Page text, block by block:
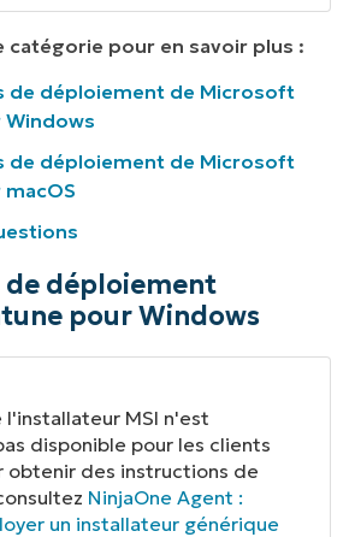
catégorie pour en savoir plus :
de déploiement de Microsoft
de déploiement de Microsoft
déploiement
pour Windows
l'installateur MSI n'est
disponible pour les clients
obtenir des instructions de
NinjaOne Agent :
un installateur générique